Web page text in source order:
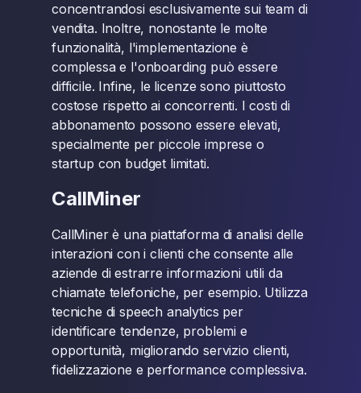
concentrandosi esclusivamente sui team di
vendita. Inoltre, nonostante le molte
funzionalità, l'implementazione è
complessa e l'onboarding può essere
difficile. Infine, le licenze sono piuttosto
costose rispetto ai concorrenti. I costi di
abbonamento possono essere elevati,
specialmente per piccole imprese o
startup con budget limitati.
CallMiner
CallMiner è una piattaforma di analisi delle
interazioni con i clienti che consente alle
aziende di estrarre informazioni utili da
chiamate telefoniche, per esempio. Utilizza
tecniche di speech analytics per
identificare tendenze, problemi e
opportunità, migliorando servizio clienti,
fidelizzazione e performance complessiva.